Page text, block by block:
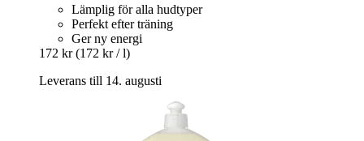
Lämplig för alla hudtyper
Perfekt efter träning
Ger ny energi
172 kr (172 kr / l)
Leverans till 14. augusti